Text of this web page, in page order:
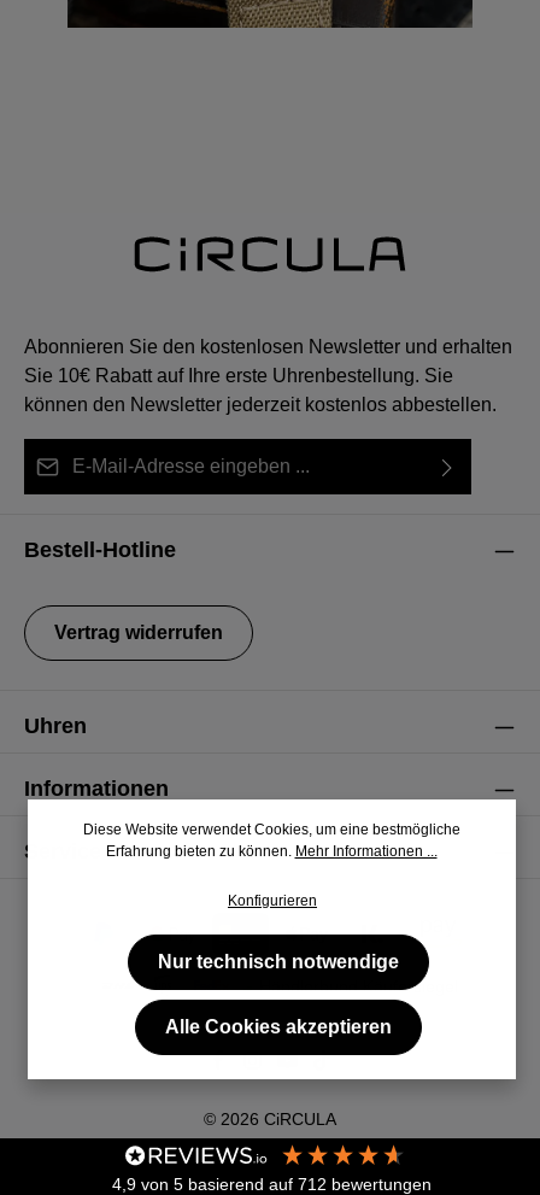
Abonnieren Sie den kostenlosen Newsletter und erhalten
Sie 10€ Rabatt auf Ihre erste Uhrenbestellung. Sie
können den Newsletter jederzeit kostenlos abbestellen.
genommen und die
einverstanden.
Bestell-Hotline
Vertrag widerrufen
Uhren
Informationen
Service
© 2026 CiRCULA
Diese Website verwendet Cookies, um eine bestmögliche
Erfahrung bieten zu können. Mehr Informationen ...
Konfigurieren
Nur technisch notwendige
Alle Cookies akzeptieren
4,9von 5 basierend auf 712 bewertungen